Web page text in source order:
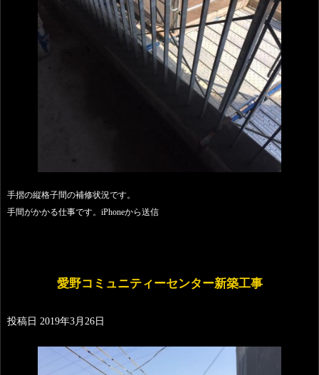
手摺の縦格子間の補修状況です。
手間がかかる仕事です。iPhoneから送信
愛野コミュニティーセンター新築工事
投稿日 2019年3月26日